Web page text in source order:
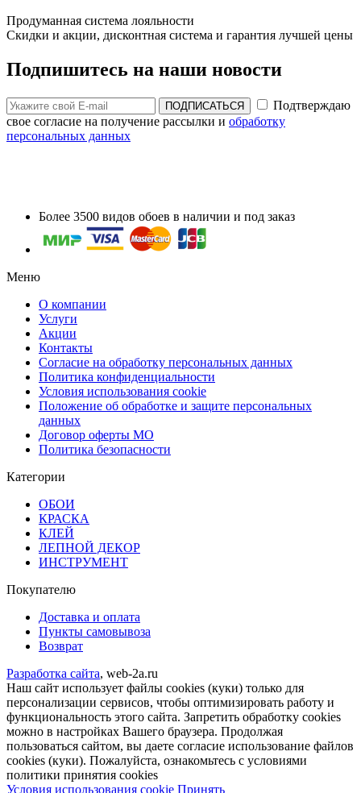
Продуманная система лояльности
Скидки и акции, дисконтная система и гарантия лучшей цены
Подпишитесь на наши новости
ПОДПИСАТЬСЯ
Подтверждаю
свое согласие на получение рассылки и обработку
персональных данных
Более 3500 видов обоев в наличии и под заказ
Меню
О компании
Услуги
Акции
Контакты
Согласие на обработку персональных данных
Политика конфиденциальности
Условия использования cookie
Положение об обработке и защите персональных
данных
Договор оферты МО
Политика безопасности
Категории
ОБОИ
КРАСКА
КЛЕЙ
ЛЕПНОЙ ДЕКОР
ИНСТРУМЕНТ
Покупателю
Доставка и оплата
Пункты самовывоза
Возврат
Разработка сайта, web-2a.ru
Наш сайт использует файлы cookies (куки) только для
персонализации сервисов, чтобы оптимизировать работу и
функциональность этого сайта. Запретить обработку cookies
можно в настройках Вашего браузера. Продолжая
пользоваться сайтом, вы даете согласие использование файлов
cookies (куки). Пожалуйста, ознакомьтесь с условиями
политики принятия сookies
Условия использования cookie Принять